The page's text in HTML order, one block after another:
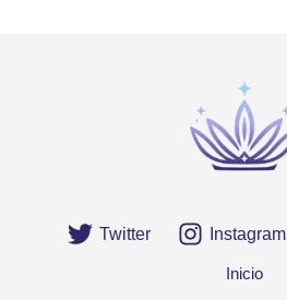
Twitter Instagram
Inicio